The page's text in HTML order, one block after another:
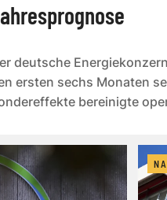
deutsche
ersten sechs Monaten
bereinigte